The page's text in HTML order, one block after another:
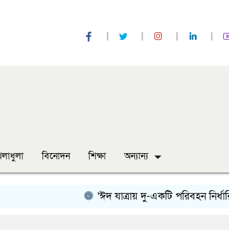
বিনোদন শিক্ষা অন্যান্য
‘ঈদ যাত্রায় দু-একটি পরিবহন নির্ধারিত